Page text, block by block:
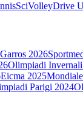
SciVolleyDrive
2026
Olimpiadi
Eicma 2025
Parigi 2024